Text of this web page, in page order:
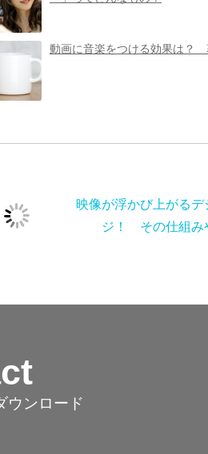
動画に音楽をつける効果は？
映像が浮かび上がる
ジ！ その仕組み
ンロード